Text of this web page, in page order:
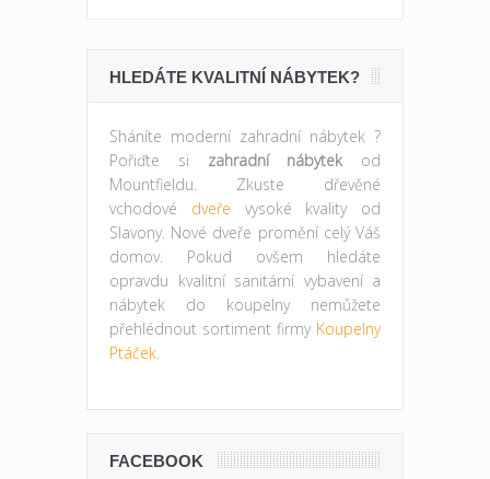
HLEDÁTE KVALITNÍ NÁBYTEK?
Sháníte moderní zahradní nábytek ?
Pořiďte si zahradní nábytekod
Mountfieldu. Zkuste dřevěné
vchodové dveře vysoké kvality od
Slavony. Nové dveře promění celý Váš
domov. Pokud ovšem hledáte
opravdu kvalitní sanitární vybavení a
nábytek do koupelny nemůžete
přehlédnout sortiment firmy Koupelny
Ptáček.
FACEBOOK